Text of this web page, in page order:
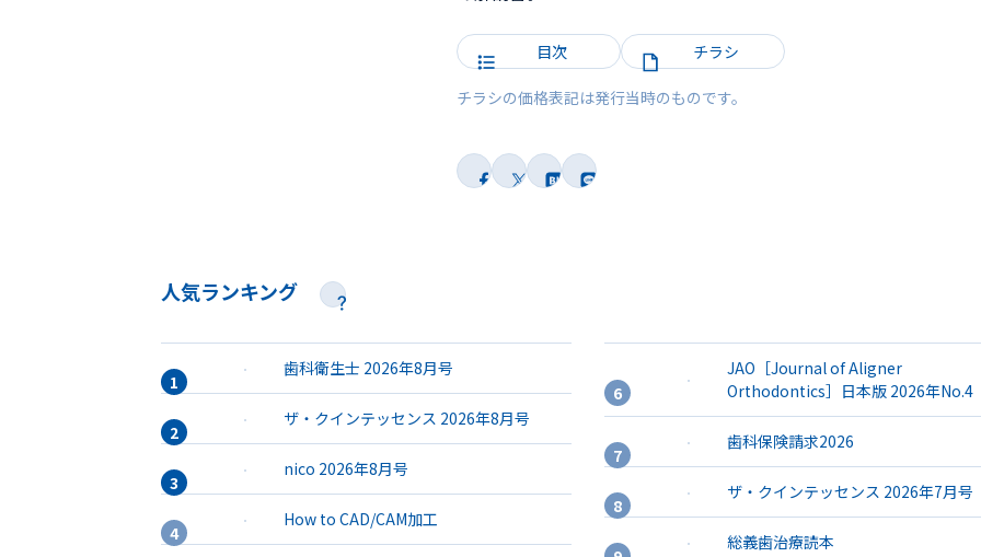
目次 チラシ
チラシの価格表記は発行当時のものです。
人気ランキング
歯科衛生士 2026年8月号
ザ・クインテッセンス 2026年8月号
nico 2026年8月号
How to CAD/CAM加工
JAO［Journal of Aligner
Orthodontics］日本版 2026年No.4
歯科保険請求2026
ザ・クインテッセンス 2026年7月号
総義歯治療読本